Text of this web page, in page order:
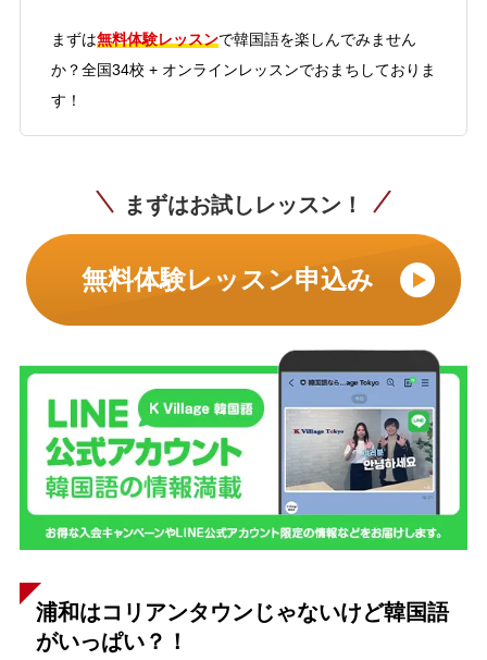
まずは無料体験レッスンで韓国語を楽しんでみません
か？全国34校 + オンラインレッスンでおまちしておりま
す！
まずはお試しレッスン！
無料体験レッスン申込み
浦和はコリアンタウンじゃないけど韓国語
がいっぱい？！